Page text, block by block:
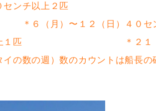
０センチ以上２匹 ＊２９
月）〜１２（日）４
以上１匹 ＊２１（
イの数の週）数のカウントは船